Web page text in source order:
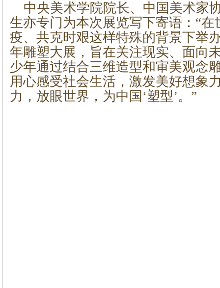
中央美术学院院长、中国美术家
生亦专门为本次展览写下寄语：“
疫、共克时艰这样特殊的背景下举
年雕塑大展，旨在关注现实、面向
少年通过结合三维造型和审美观念
用心感受社会生活，激发美好想象
力，放眼世界，为中国‘塑型’。”